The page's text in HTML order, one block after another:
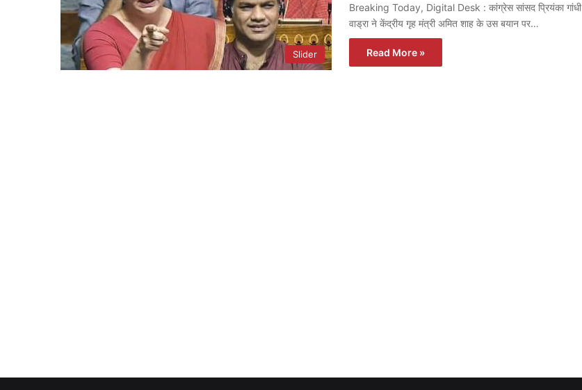
Slider
Breaking Today, Digital Desk : कांग्रेस सांसद प्रियंका गांधी
वाड्रा ने केंद्रीय गृह मंत्री अमित शाह के उस बयान पर…
Read More »